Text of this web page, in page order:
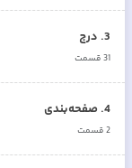
3
. درج
31قسمت
4
. صفحه‌بندی
2قسمت